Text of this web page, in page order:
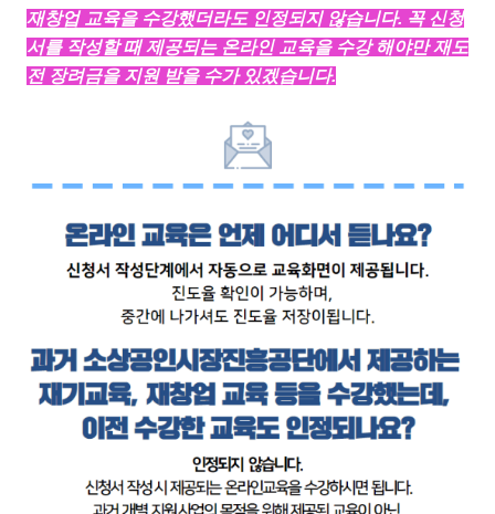
재창업 교육을 수강했더라도 인정되지 않습니다. 꼭 신청
서를 작성할 때 제공되는 온라인 교육을 수강 해야만 재도
전 장려금을 지원 받을 수가 있겠습니다.